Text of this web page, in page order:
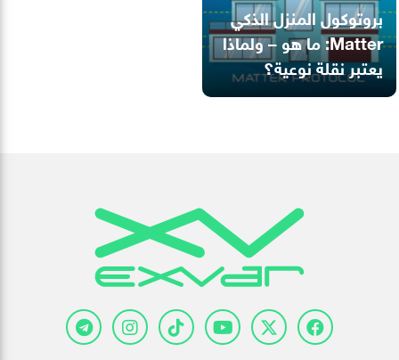
بروتوكول المنزل الذكي
Matter: ما هو – ولماذا
يعتبر نقلة نوعية؟